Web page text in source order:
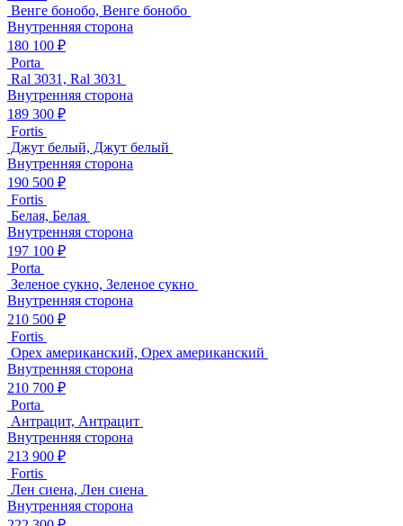
Венге бонобо, Венге бонобо
Внутренняя сторона
180 100 ₽
Porta
Ral 3031, Ral 3031
Внутренняя сторона
189 300 ₽
Fortis
Джут белый, Джут белый
Внутренняя сторона
190 500 ₽
Fortis
Белая, Белая
Внутренняя сторона
197 100 ₽
Porta
Зеленое сукно, Зеленое сукно
Внутренняя сторона
210 500 ₽
Fortis
Орех американский, Орех американский
Внутренняя сторона
210 700 ₽
Porta
Антрацит, Антрацит
Внутренняя сторона
213 900 ₽
Fortis
Лен сиена, Лен сиена
Внутренняя сторона